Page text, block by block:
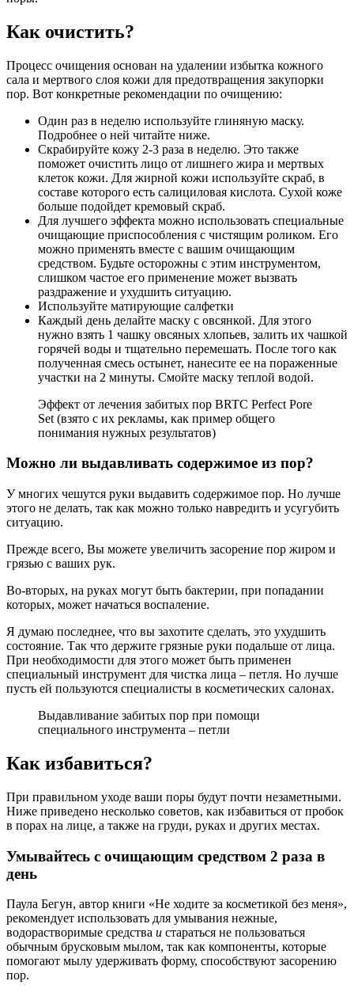
Как очистить?
Процесс очищения основан на удалении избытка кожного
сала и мертвого слоя кожи для предотвращения закупорки
пор. Вот конкретные рекомендации по очищению:
Один раз в неделю используйте глиняную маску.
Подробнее о ней читайте ниже.
Скрабируйте кожу 2-3 раза в неделю. Это также
поможет очистить лицо от лишнего жира и мертвых
клеток кожи. Для жирной кожи используйте скраб, в
составе которого есть салициловая кислота. Сухой коже
больше подойдет кремовый скраб.
Для лучшего эффекта можно использовать специальные
очищающие приспособления с чистящим роликом. Его
можно применять вместе с вашим очищающим
средством. Будьте осторожны с этим инструментом,
слишком частое его применение может вызвать
раздражение и ухудшить ситуацию.
Используйте матирующие салфетки
Каждый день делайте маску с овсянкой. Для этого
нужно взять 1 чашку овсяных хлопьев, залить их чашкой
горячей воды и тщательно перемешать. После того как
полученная смесь остынет, нанесите ее на пораженные
участки на 2 минуты. Смойте маску теплой водой.
Эффект от лечения забитых пор BRTC Perfect Pore
Set (взято с их рекламы, как пример общего
понимания нужных результатов)
Можно ли выдавливать содержимое из пор?
У многих чешутся руки выдавить содержимое пор. Но лучше
этого не делать, так как можно только навредить и усугубить
ситуацию.
Прежде всего, Вы можете увеличить засорение пор жиром и
грязью с ваших рук.
Во-вторых, на руках могут быть бактерии, при попадании
которых, может начаться воспаление.
Я думаю последнее, что вы захотите сделать, это ухудшить
состояние. Так что держите грязные руки подальше от лица.
При необходимости для этого может быть применен
специальный инструмент для чистка лица – петля. Но лучше
пусть ей пользуются специалисты в косметических салонах.
Выдавливание забитых пор при помощи
специального инструмента – петли
Как избавиться?
При правильном уходе ваши поры будут почти незаметными.
Ниже приведено несколько советов, как избавиться от пробок
в порах на лице, а также на груди, руках и других местах.
Умывайтесь с очищающим средством 2 раза в
день
Паула Бегун, автор книги «Не ходите за косметикой без меня»,
рекомендует использовать для умывания нежные,
водорастворимые средства и стараться не пользоваться
обычным брусковым мылом, так как компоненты, которые
помогают мылу удерживать форму, способствуют засорению
пор.